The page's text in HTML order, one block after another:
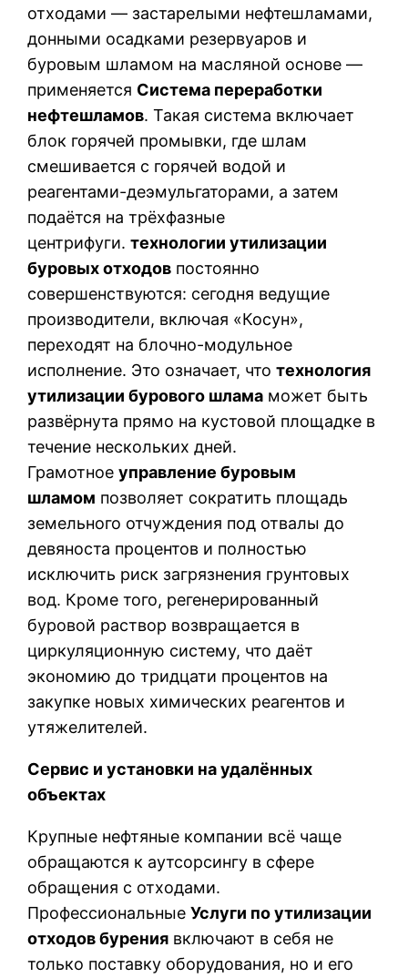
отходами — застарелыми нефтешламами,
донными осадками резервуаров и
буровым шламом на масляной основе —
применяется Система переработки
нефтешламов. Такая система включает
блок горячей промывки, где шлам
смешивается с горячей водой и
реагентами-деэмульгаторами, а затем
подаётся на трёхфазные
центрифуги.технологии утилизации
буровых отходов постоянно
совершенствуются: сегодня ведущие
производители, включая «Косун»,
переходят на блочно-модульное
исполнение. Это означает, чтотехнология
утилизации бурового шлама может быть
развёрнута прямо на кустовой площадке в
течение нескольких дней.
Грамотноеуправление буровым
шламом позволяет сократить площадь
земельного отчуждения под отвалы до
девяноста процентов и полностью
исключить риск загрязнения грунтовых
вод. Кроме того, регенерированный
буровой раствор возвращается в
циркуляционную систему, что даёт
экономию до тридцати процентов на
закупке новых химических реагентов и
утяжелителей.
Сервис и установки на удалённых
объектах
Крупные нефтяные компании всё чаще
обращаются к аутсорсингу в сфере
обращения с отходами.
ПрофессиональныеУслуги по утилизации
отходов бурения включают в себя не
только поставку оборудования, но и его